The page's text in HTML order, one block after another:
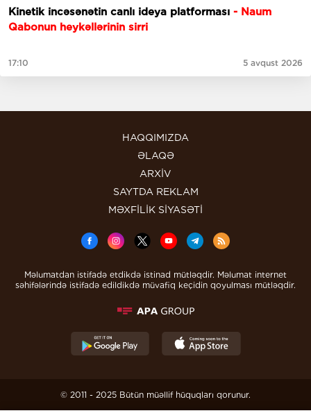
Kinetik incəsənətin canlı ideya platforması - Naum
Qabonun heykəllərinin sirri
17:10 5 avqust 2026
HAQQIMIZDA
ƏLAQƏ
ARXİV
SAYTDA REKLAM
MƏXFİLİK SİYASƏTİ
Məlumatdan istifadə etdikdə istinad mütləqdir. Məlumat internet
səhifələrində istifadə edildikdə müvafiq keçidin qoyulması mütləqdir.
© 2011 - 2025 Bütün müəllif hüquqları qorunur.